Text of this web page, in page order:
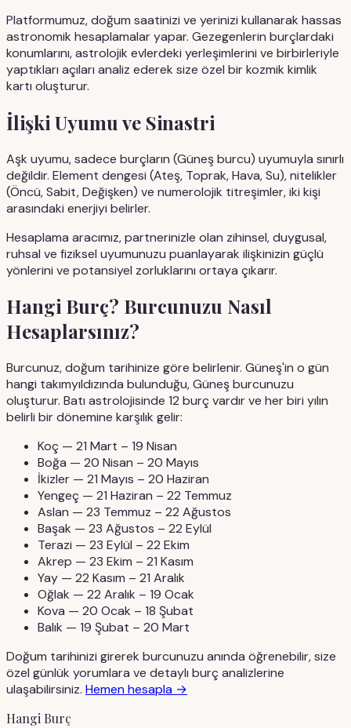
Platformumuz, doğum saatinizi ve yerinizi kullanarak hassas
astronomik hesaplamalar yapar. Gezegenlerin burçlardaki
konumlarını, astrolojik evlerdeki yerleşimlerini ve birbirleriyle
yaptıkları açıları analiz ederek size özel bir kozmik kimlik
kartı oluşturur.
İlişki Uyumu ve Sinastri
Aşk uyumu, sadece burçların (Güneş burcu) uyumuyla sınırlı
değildir. Element dengesi (Ateş, Toprak, Hava, Su), nitelikler
(Öncü, Sabit, Değişken) ve numerolojik titreşimler, iki kişi
arasındaki enerjiyi belirler.
Hesaplama aracımız, partnerinizle olan zihinsel, duygusal,
ruhsal ve fiziksel uyumunuzu puanlayarak ilişkinizin güçlü
yönlerini ve potansiyel zorluklarını ortaya çıkarır.
Hangi Burç? Burcunuzu Nasıl
Hesaplarsınız?
Burcunuz, doğum tarihinize göre belirlenir. Güneş'in o gün
hangi takımyıldızında bulunduğu, Güneş burcunuzu
oluşturur. Batı astrolojisinde 12 burç vardır ve her biri yılın
belirli bir dönemine karşılık gelir:
Koç — 21 Mart – 19 Nisan
Boğa — 20 Nisan – 20 Mayıs
İkizler — 21 Mayıs – 20 Haziran
Yengeç — 21 Haziran – 22 Temmuz
Aslan — 23 Temmuz – 22 Ağustos
Başak — 23 Ağustos – 22 Eylül
Terazi — 23 Eylül – 22 Ekim
Akrep — 23 Ekim – 21 Kasım
Yay — 22 Kasım – 21 Aralık
Oğlak — 22 Aralık – 19 Ocak
Kova — 20 Ocak – 18 Şubat
Balık — 19 Şubat – 20 Mart
Doğum tarihinizi girerek burcunuzu anında öğrenebilir, size
özel günlük yorumlara ve detaylı burç analizlerine
ulaşabilirsiniz. Hemen hesapla →
Hangi Burç